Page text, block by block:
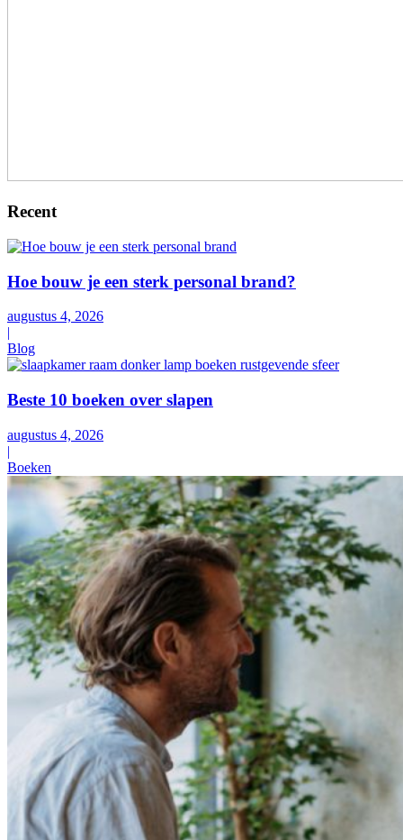
Recent
Hoe bouw je een sterk personal brand?
augustus 4, 2026
|
Blog
Beste 10 boeken over slapen
augustus 4, 2026
|
Boeken